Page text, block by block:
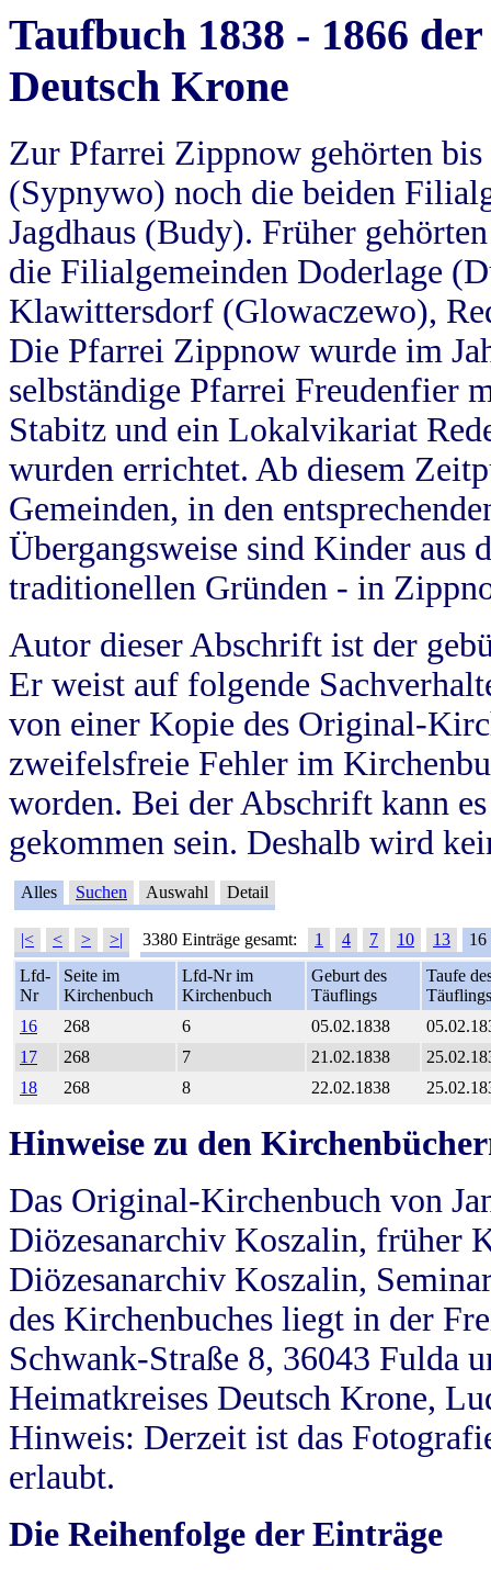
Taufbuch 1838 - 1866
Deutsch Krone
Zur Pfarrei Zippnow gehörten
(Sypnywo) noch die beiden
Jagdhaus (Budy). Früher
die Filialgemeinden Doderlage
Klawittersdorf (Glowaczewo),
Die Pfarrei Zippnow wurde im
selbständige Pfarrei Freudenfier
Stabitz und ein Lokalvikariat
wurden errichtet. Ab diesem
Gemeinden, in den
Übergangsweise sind Kinder aus
traditionellen Gründen - in
Autor dieser Abschrift ist der
Er weist auf folgende
von einer Kopie des Original-
zweifelsfreie Fehler im
worden. Bei der Abschrift kann
gekommen sein. Deshalb wird
Alles Suchen Auswahl Detail
|< < > >| 3380 Einträge gesamt: 1 4 7 10 13
16
Lfd-
Nr
Seite im
Kirchenbuch
Lfd-Nr im
Kirchenbuch
Geburt des
Täuflings
Taufe
Täuflings
16
268 6 05.02.1838
17
268 7 21.02.1838
18
268 8 22.02.1838
Hinweise zu den
Das Original-Kirchenbuch von
Diözesanarchiv Koszalin, früher
Diözesanarchiv Koszalin,
des Kirchenbuches liegt in der
Schwank-Straße 8, 36043 Fulda
Heimatkreises Deutsch Krone,
Hinweis: Derzeit ist das
erlaubt.
Die Reihenfolge der Einträge